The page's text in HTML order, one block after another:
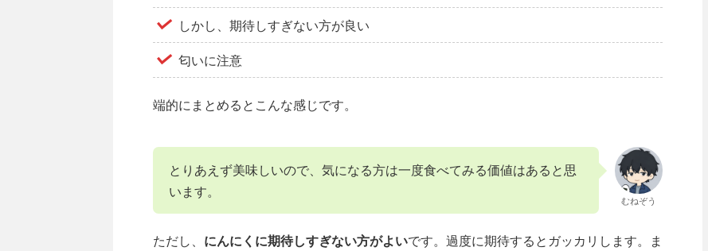
しかし、期待しすぎない方が良い
匂いに注意
端的にまとめるとこんな感じです。
とりあえず美味しいので、気になる方は一度食べてみる価値はあると思
います。
むねぞう
ただし、 にんにくに期待しすぎない方がよいです。過度に期待するとガッカリします。ま